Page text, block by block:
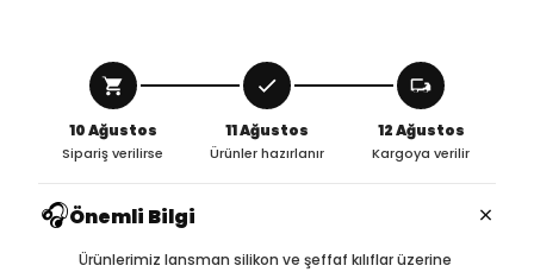
10 Ağustos
Sipariş verilirse
11 Ağustos
Ürünler hazırlanır
12 Ağustos
Kargoya verilir
🎧Önemli Bilgi ×
Ürünlerimiz lansman silikon ve şeffaf kılıflar üzerine